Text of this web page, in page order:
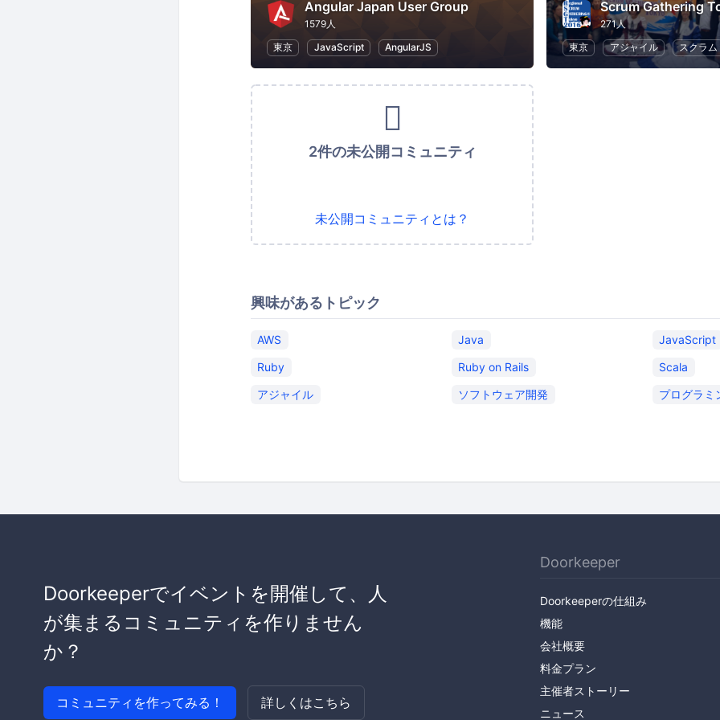
Angular Japan User Group
1579人
東京
JavaScript AngularJS
Scrum Gathering
271人
東京
アジャイル スクラム
2件の未公開コミュニティ
未公開コミュニティとは？
興味があるトピック
AWS Java
JavaScript
Ruby
Ruby on Rails
Scala
アジャイル
ソフトウェア開発 プログラミ
Doorkeeperでイベントを開催して、人
が集まるコミュニティを作りません
か？
コミュニティを作ってみる！ 詳しくはこちら
Doorkeeper
Doorkeeperの仕組み
機能
会社概要
料金プラン
主催者ストーリー
ニュース